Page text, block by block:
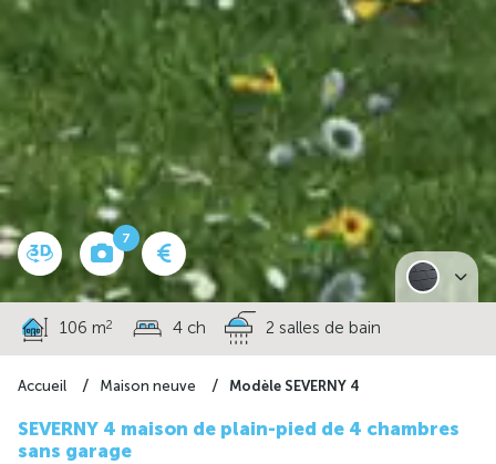
Accueil Maison neuve Modèle SEVERNY 4
SEVERNY 4 maison de plain-pied de 4 chambres
sans garage
7
106 m2 4 ch 2 salles de bain